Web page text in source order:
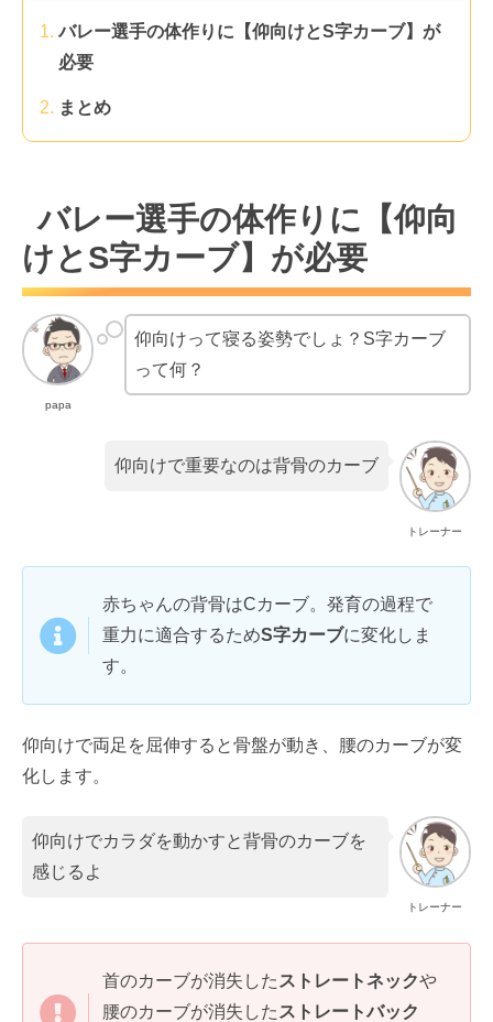
バレー選手の体作りに【仰向けとS字カーブ】が
必要
まとめ
バレー選手の体作りに【仰向
けとS字カーブ】が必要
papa
仰向けって寝る姿勢でしょ？S字カーブ
って何？
トレーナー
仰向けで重要なのは背骨のカーブ
赤ちゃんの背骨はCカーブ。発育の過程で
重力に適合するためS字カーブに変化しま
す。
仰向けで両足を屈伸すると骨盤が動き、腰のカーブが変
化します。
トレーナー
仰向けでカラダを動かすと背骨のカーブを
感じるよ
首のカーブが消失した ストレートネックや
腰のカーブが消失した ストレートバック